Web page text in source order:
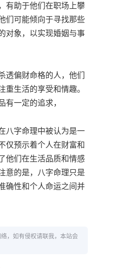
有助于他们在职场上攀
们可能倾向于寻找那些
对象，以实现婚姻与事
透偏财命格的人，他们
重生活的享受和情趣。
有一定的追求，
八字命理中被认为是一
仅预示着个人在财富和
他们在生活品质和情感
意的是，八字命理只是
确性和个人命运之间并
，如有侵权请联我，本站会